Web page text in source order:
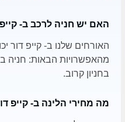
האם יש חניה לרכב ב-
האורחים שלנו ב- קייפ דור
מהאפשרויות הבאות: חניה
בחניון קרוב.
מה מחירי הלינה ב- קייפ